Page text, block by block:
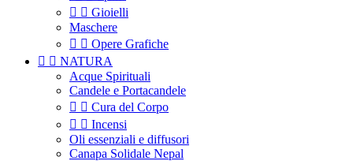
  Gioielli
Maschere
  Opere Grafiche
  NATURA
Acque Spirituali
Candele e Portacandele
  Cura del Corpo
  Incensi
Oli essenziali e diffusori
Canapa Solidale Nepal